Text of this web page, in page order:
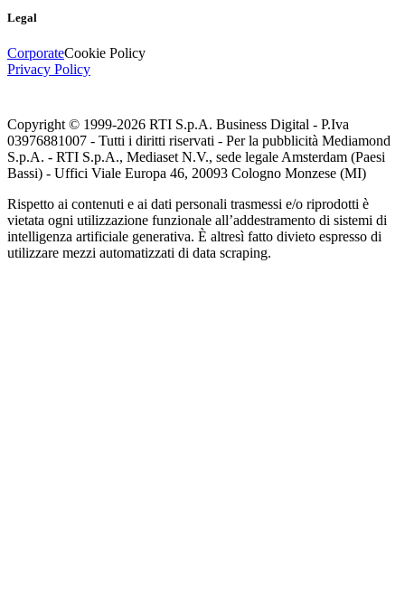
Legal
CorporateCookie Policy
Privacy Policy
Copyright © 1999-2026 RTI S.p.A. Business Digital - P.Iva
03976881007 - Tutti i diritti riservati - Per la pubblicità Mediamond
S.p.A. - RTI S.p.A., Mediaset N.V., sede legale Amsterdam (Paesi
Bassi) - Uffici Viale Europa 46, 20093 Cologno Monzese (MI)
Rispetto ai contenuti e ai dati personali trasmessi e/o riprodotti è
vietata ogni utilizzazione funzionale all’addestramento di sistemi di
intelligenza artificiale generativa. È altresì fatto divieto espresso di
utilizzare mezzi automatizzati di data scraping.